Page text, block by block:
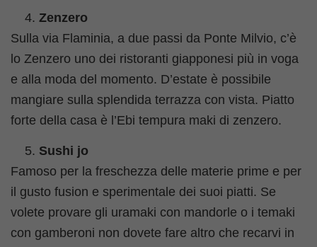
Zenzero
Sulla via Flaminia, a due passi da Ponte Milvio, c’è
lo Zenzero uno dei ristoranti giapponesi più in voga
e alla moda del momento. D’estate è possibile
mangiare sulla splendida terrazza con vista. Piatto
forte della casa è l’Ebi tempura maki di zenzero.
Sushi jo
Famoso per la freschezza delle materie prime e per
il gusto fusion e sperimentale dei suoi piatti. Se
volete provare gli uramaki con mandorle o i temaki
con gamberoni non dovete fare altro che recarvi in